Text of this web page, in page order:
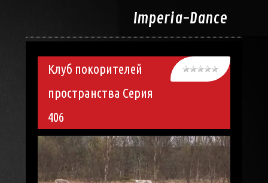
Imperia-Dance
Клуб покорителей
пространства Серия
406